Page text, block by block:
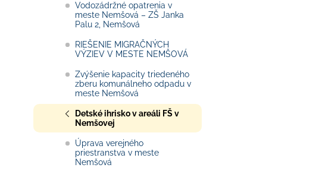
Vodozádržné opatrenia v
meste Nemšová – ZŠ Janka
Palu 2, Nemšová
RIEŠENIE MIGRAČNÝCH
VÝZIEV V MESTE NEMŠOVÁ
Zvýšenie kapacity triedeného
zberu komunálneho odpadu v
meste Nemšová
Detské ihrisko v areáli FŠ v
Nemšovej
Úprava verejného
priestranstva v meste
Nemšová